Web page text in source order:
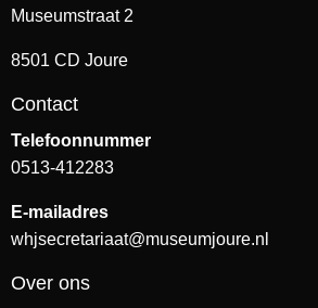
Museumstraat 2
8501 CD Joure
Contact
Telefoonnummer
0513-412283
E-mailadres
whjsecretariaat@museumjoure.nl
Over ons